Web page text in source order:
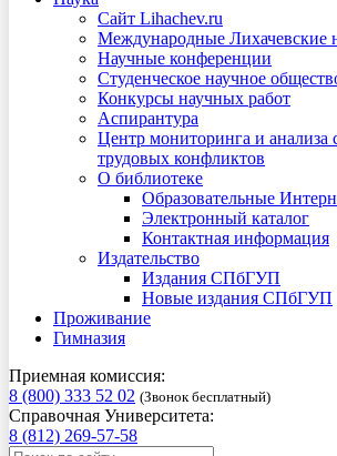
Сайт Lihachev.ru
Международные Лихачевские
Научные конференции
Студенческое научное
Конкурсы научных работ
Аспирантура
Центр мониторинга и анализа
трудовых конфликтов
О библиотеке
Образовательные
Электронный каталог
Контактная информация
Издательство
Издания СПбГУП
Новые издания СПбГУП
Проживание
Гимназия
Приемная комиссия:
8 (800) 333 52 02 (Звонок бесплатный)
Справочная Университета:
8 (812) 269-57-58